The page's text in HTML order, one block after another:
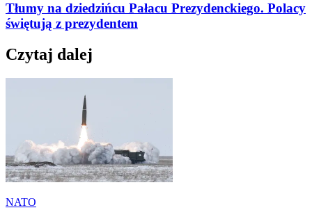
Tłumy na dziedzińcu Pałacu Prezydenckiego. Polacy
świętują z prezydentem
Czytaj dalej
NATO